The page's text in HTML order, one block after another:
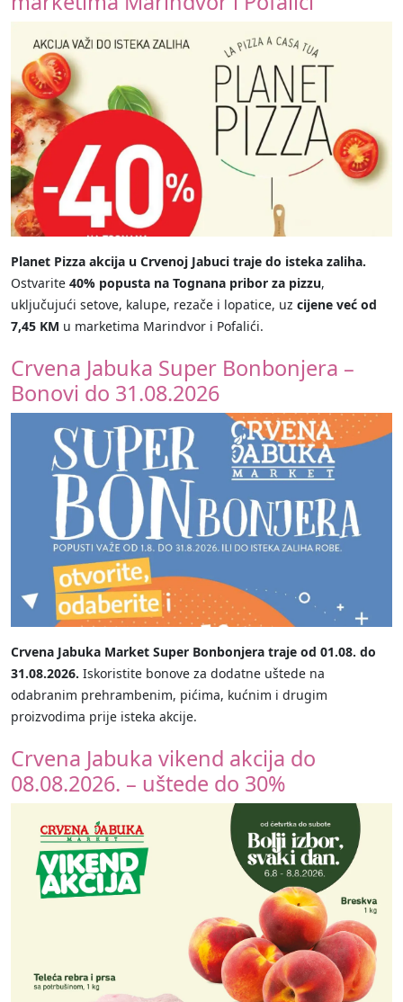
Planet Pizza akcija u Crvenoj Jabuci traje do isteka zaliha.
Ostvarite 40% popusta na Tognana pribor za pizzu,
uključujući setove, kalupe, rezače i lopatice, uz cijene već od
7,45 KM u marketima Marindvor i Pofalići.
Crvena Jabuka Super Bonbonjera –
Bonovi do 31.08.2026
Crvena Jabuka Market Super Bonbonjera traje od 01.08. do
31.08.2026. Iskoristite bonove za dodatne uštede na
odabranim prehrambenim, pićima, kućnim i drugim
proizvodima prije isteka akcije.
Crvena Jabuka vikend akcija do
08.08.2026. – uštede do 30%